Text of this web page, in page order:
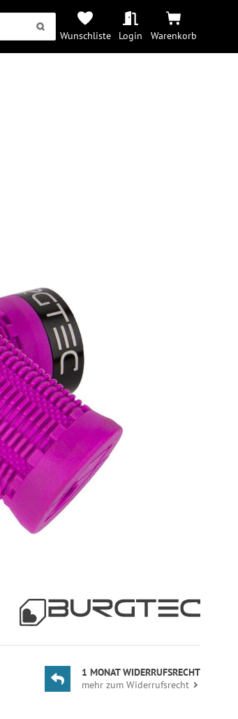
Wunschliste Login Warenkorb
1 MONAT WIDERRUFSRECHT
mehr zum Widerrufsrecht